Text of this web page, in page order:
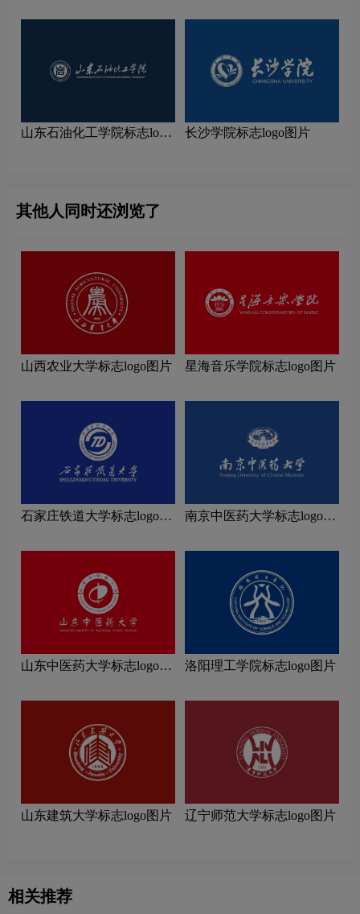
山东石油化工学院标志logo
长沙学院标志logo图片
其他人同时还浏览了
山西农业大学标志logo图片 星海音乐学院标志logo图片
石家庄铁道大学标志logo图
南京中医药大学标志logo图
山东中医药大学标志logo图
洛阳理工学院标志logo图片
山东建筑大学标志logo图片 辽宁师范大学标志logo图片
相关推荐